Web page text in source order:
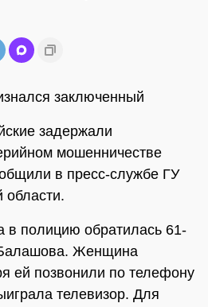
заключенный
задержали
мошенничестве
в пресс-службе ГУ
в полицию обратилась 61-
Женщина
ей позвонили по телефону
телевизор. Для